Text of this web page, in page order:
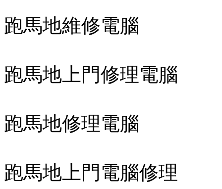
跑馬地維修電腦
跑馬地上門修理電腦
跑馬地修理電腦
跑馬地上門電腦修理